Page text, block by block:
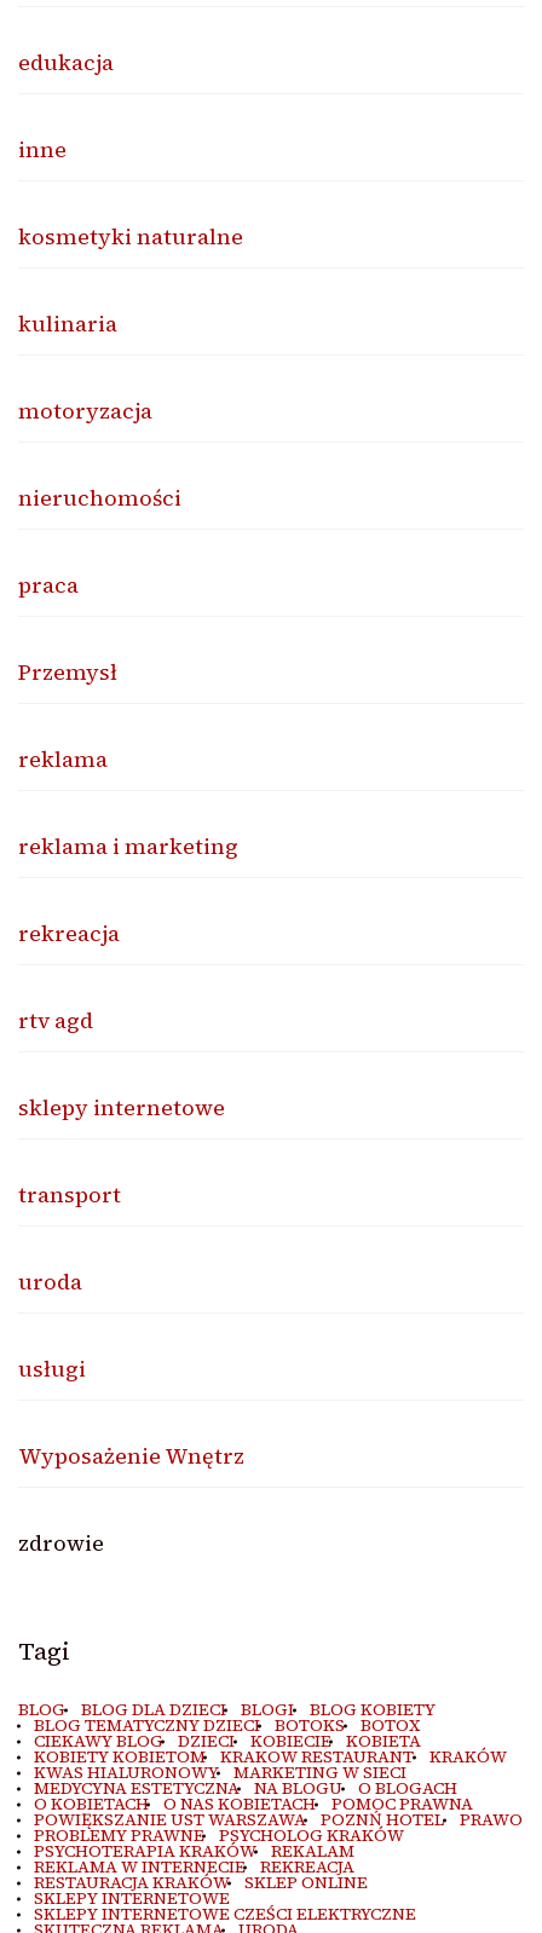
edukacja
inne
kosmetyki naturalne
kulinaria
motoryzacja
nieruchomości
praca
Przemysł
reklama
reklama i marketing
rekreacja
rtv agd
sklepy internetowe
transport
uroda
usługi
Wyposażenie Wnętrz
zdrowie
Tagi
BLOG BLOG DLA DZIECI BLOGI BLOG KOBIETY
BLOG TEMATYCZNY DZIECI BOTOKS BOTOX
CIEKAWY BLOG DZIECI KOBIECIE KOBIETA
KOBIETY KOBIETOM KRAKOW RESTAURANT KRAKÓW
KWAS HIALURONOWY MARKETING W SIECI
MEDYCYNA ESTETYCZNA NA BLOGU O BLOGACH
O KOBIETACH O NAS KOBIETACH POMOC PRAWNA
POWIĘKSZANIE UST WARSZAWA POZNŃ HOTEL PRAWO
PROBLEMY PRAWNE PSYCHOLOG KRAKÓW
PSYCHOTERAPIA KRAKÓW REKALAM
REKLAMA W INTERNECIE REKREACJA
RESTAURACJA KRAKÓW SKLEP ONLINE
SKLEPY INTERNETOWE
SKLEPY INTERNETOWE CZEŚCI ELEKTRYCZNE